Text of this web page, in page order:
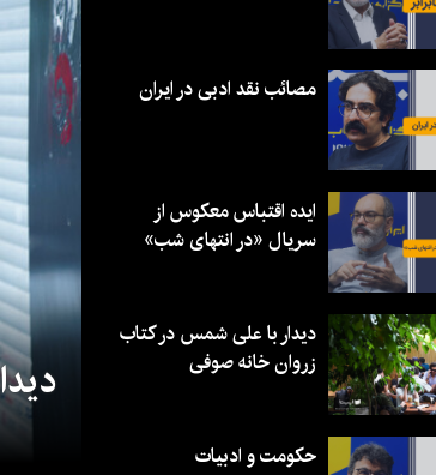
مصائب نقد ادبی در ایران
ایده اقتباس معکوس از
سریال «در انتهای شب»
دیدار با علی شمس در کتاب
زروان خانه صوفی
حکومت و ادبیات